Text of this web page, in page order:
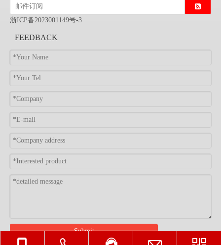
浙ICP备2023001149号-3
FEEDBACK
Submit